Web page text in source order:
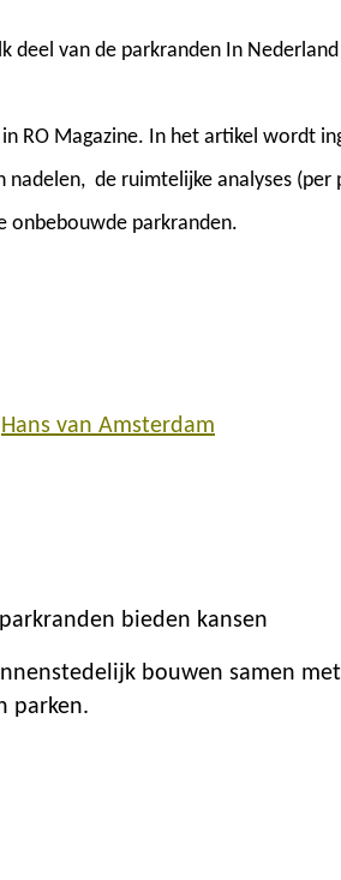
deel van de parkranden In
RO Magazine. In het artikel wordt
de ruimtelijke analyses (per
onbebouwde parkranden.
Hans van Amsterdam
bieden kansen
bouwen samen met
parken.